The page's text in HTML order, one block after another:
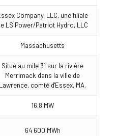
Company, LLC, une filiale
LS Power/Patriot Hydro, LLC
Massachusetts
Situé au mile 31 sur la rivière
Merrimack dans la ville de
Lawrence, comté d'Essex, MA.
16,8 MW
64 600 MWh